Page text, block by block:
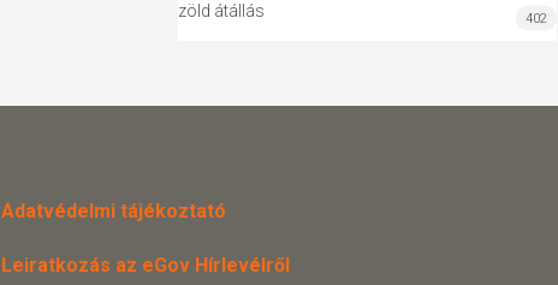
zöld átállás 402
Adatvédelmi tájékoztató
Leiratkozás az eGov Hírlevélről